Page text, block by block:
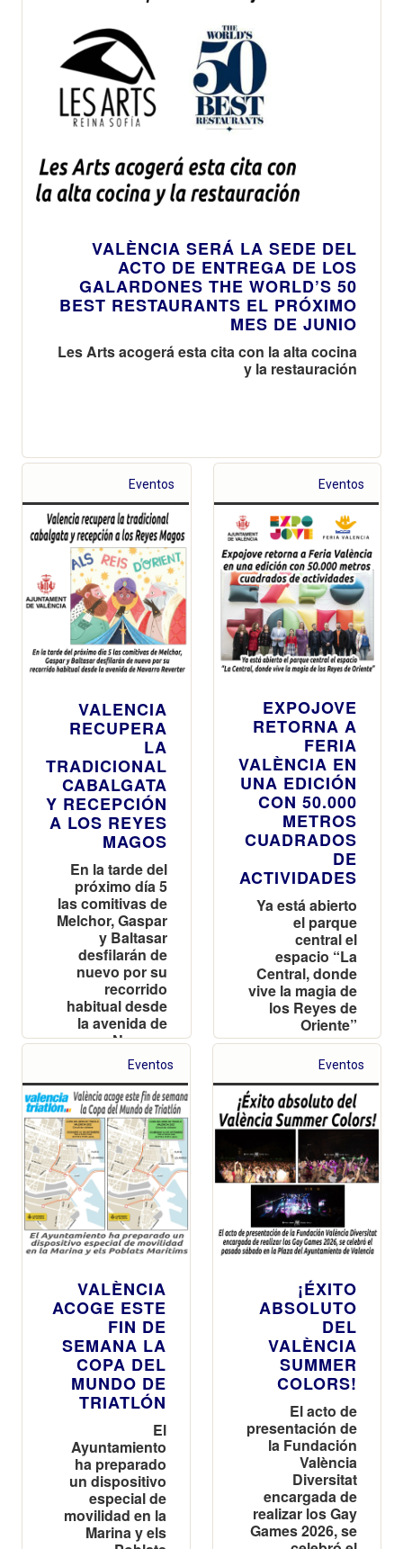
VALÈNCIA SERÁ LA SEDE DEL
ACTO DE ENTREGA DE LOS
GALARDONES THE WORLD’S 50
BEST RESTAURANTS EL PRÓXIMO
MES DE JUNIO
Les Arts acogerá esta cita con la alta cocina
y la restauración
Eventos
VALENCIA
RECUPERA
LA
TRADICIONAL
CABALGATA
Y RECEPCIÓN
A LOS REYES
MAGOS
En la tarde del
próximo día 5
las comitivas de
Melchor, Gaspar
y Baltasar
desfilarán de
nuevo por su
recorrido
habitual desde
la avenida de
Navarro
Reverter
Eventos
EXPOJOVE
RETORNA A
FERIA
VALÈNCIA EN
UNA EDICIÓN
CON 50.000
METROS
CUADRADOS
DE
ACTIVIDADES
Ya está abierto
el parque
central el
espacio “La
Central, donde
vive la magia de
los Reyes de
Oriente”
Eventos
VALÈNCIA
ACOGE ESTE
FIN DE
SEMANA LA
COPA DEL
MUNDO DE
TRIATLÓN
El
Ayuntamiento
ha preparado
un dispositivo
especial de
movilidad en la
Marina y els
Eventos
¡ÉXITO
ABSOLUTO
DEL
VALÈNCIA
SUMMER
COLORS!
El acto de
presentación de
la Fundación
València
Diversitat
encargada de
realizar los Gay
Games 2026, se